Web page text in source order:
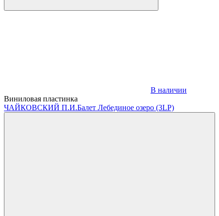
В наличии
Виниловая пластинка
ЧАЙКОВСКИЙ П.И.Балет Лебединое озеро (3LP)